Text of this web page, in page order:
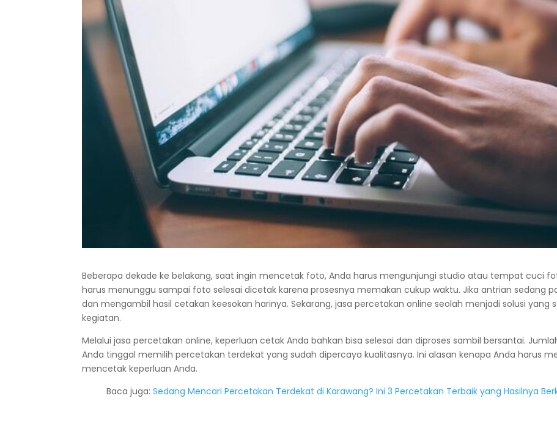
Beberapa dekade ke belakang, saat ingin mencetak foto, Anda harus mengunjungi studio atau tempat cuci
harus menunggu sampai foto selesai dicetak karena prosesnya memakan cukup waktu. Jika antrian sedang
dan mengambil hasil cetakan keesokan harinya. Sekarang, jasa percetakan online seolah menjadi solusi
kegiatan.
Melalui jasa percetakan online, keperluan cetak Anda bahkan bisa selesai dan diproses sambil bersantai.
Anda tinggal memilih percetakan terdekat yang sudah dipercaya kualitasnya. Ini alasan kenapa Anda harus
mencetak keperluan Anda.
Baca juga:Sedang Mencari Percetakan Terdekat di Karawang? Ini 3 Percetakan Terbaik yang Hasilnya